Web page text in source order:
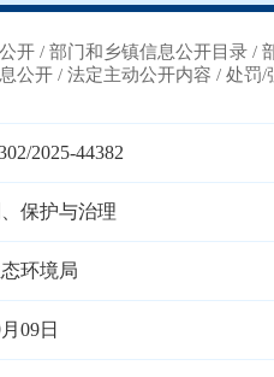
开 / 部门和乡镇信息公开目录 /
公开 / 法定主动公开内容 / 处罚/
2025-44382
保护与治理
环境局
09日